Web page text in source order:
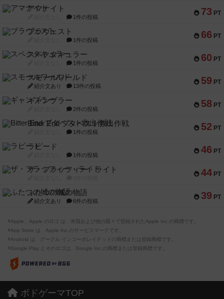
73 PT
アマナイト
1件の投稿
66 PT
ブラヴェスト
1件の投稿
60 PT
スペクタキュラー
1件の投稿
59 PT
スモールワールド
紹介文あり 13件の投稿
58 PT
ギャンブラー
2件の投稿
52 PT
Bitter End ブタペスト救出作戦
1件の投稿
46 PT
ラピード
1件の投稿
44 PT
ザ・フラッフィー・ライト
39 PT
ふたつの城の物語
紹介文あり 6件の投稿
※Apple、Apple のロゴ は、米国および他の国々で登録されたApple Inc.の商標です。
※App Store は、Apple Inc.のサービスマークです。
※Android は、グーグル インコーポレイテッドの商標または登録商標です。
※Google Play とそのロゴは、Google Inc.の商標または登録商標です。
ボドゲーマTOP